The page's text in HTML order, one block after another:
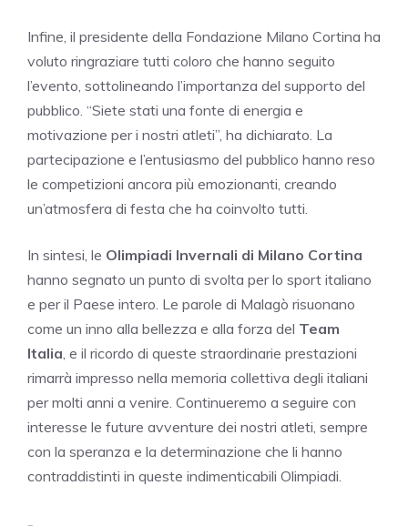
Infine, il presidente della Fondazione Milano Cortina ha
voluto ringraziare tutti coloro che hanno seguito
l’evento, sottolineando l’importanza del supporto del
pubblico. “Siete stati una fonte di energia e
motivazione per i nostri atleti”, ha dichiarato. La
partecipazione e l’entusiasmo del pubblico hanno reso
le competizioni ancora più emozionanti, creando
un’atmosfera di festa che ha coinvolto tutti.
In sintesi, le Olimpiadi Invernali di Milano Cortina
hanno segnato un punto di svolta per lo sport italiano
e per il Paese intero. Le parole di Malagò risuonano
come un inno alla bellezza e alla forza del Team
Italia , e il ricordo di queste straordinarie prestazioni
rimarrà impresso nella memoria collettiva degli italiani
per molti anni a venire. Continueremo a seguire con
interesse le future avventure dei nostri atleti, sempre
con la speranza e la determinazione che li hanno
contraddistinti in queste indimenticabili Olimpiadi.